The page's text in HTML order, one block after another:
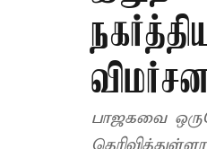
பாஜகவை